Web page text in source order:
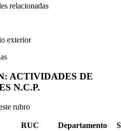
relacionadas
exterior
ACTIVIDADES DE
N.C.P.
rubro
RUC Departamento